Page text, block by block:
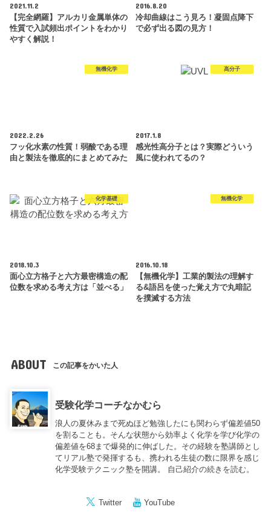
2021.11.2
【完全網羅】アルカリ金属単体の
性質で入試頻出ポイントをわかり
やすく解説！
2016.8.20
冷却曲線はこう見ろ！凝固点降下
で必ず出る図の見方！
無機化学
2022.2.26
フッ化水素の性質！弱酸である理
由と製法を徹底的にまとめてみた
高分子
2017.1.8
感光性高分子とは？実際どういう
風に使われてるの？
化学基礎
2018.10.3
面心立方格子と六方最密構造の配
位数を求める考え方は「並べる」
無機化学
2016.10.18
【無機化学】工業的製法の理解す
る&語呂を使った覚え方で丸暗記
を撲滅する方法
ABOUT この記事をかいた人
受験化学コーチなかむら
浪人の夏休みまで死ぬほど勉強したにも関わらず偏差値50
を割ることも。そんな状態から効率よく化学を学び化学の
偏差値を68まで爆発的に伸ばした。その経験を塾講師とし
てリアル塾で発揮するも、携われる生徒の数に限界を感じ
化学受験テクニック塾を開講。 自己紹介の続きを読む。
Twitter YouTube